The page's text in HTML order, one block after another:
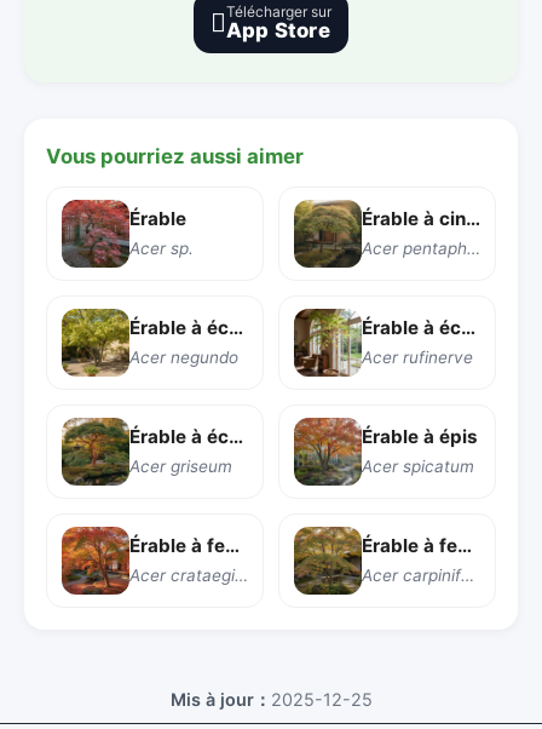
Télécharger sur
App Store
Vous pourriez aussi aimer
Érable
Acer sp.
Érable à cinq feuilles
Acer pentaphyllum
Érable à écorce de frêne
Acer negundo
Érable à écorce de serpent
Acer rufinerve
Érable à écorce papetière
Acer griseum
Érable à épis
Acer spicatum
Érable à feuilles de aubépine
Acer crataegifolium
Érable à feuilles de charme
Acer carpinifolium
Mis à jour： 2025-12-25